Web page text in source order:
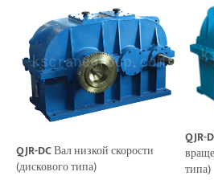
QJR-DCВал низкой скорости
(дискового типа)
QJR-
типа)